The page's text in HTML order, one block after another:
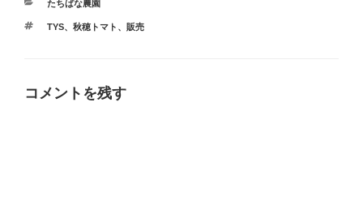
カ
ゴ
たちばな農園
タ
TYS、 秋穂トマト 、 販売
コメントを残す